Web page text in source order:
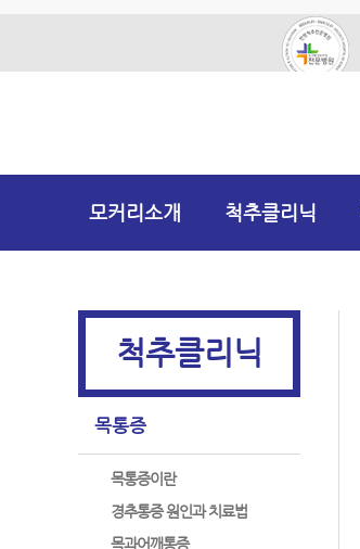
모커리소개 척추클리닉
척추클리닉
목통증
목통증이란
경추통증 원인과 치료법
목과어깨통증